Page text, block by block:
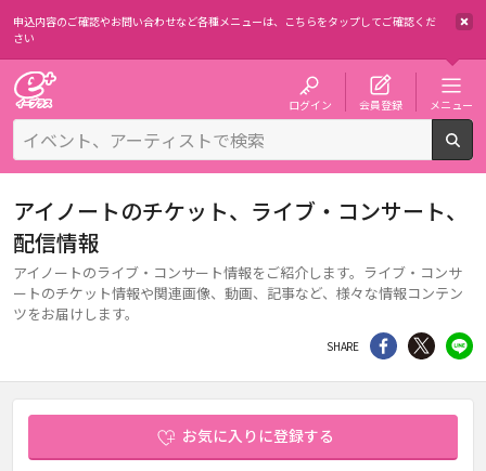
申込内容のご確認やお問い合わせなど各種メニューは、 こちらをタップしてご確認くだ
さい
ログイン 会員登録 メニュー
アイノートのチケット、ライブ・コンサート、
配信情報
アイノートのライブ・コンサート情報をご紹介します。ライブ・コンサ
ートのチケット情報や関連画像、動画、記事など、様々な情報コンテン
ツをお届けします。
SHARE シェア Twitter
お気に入りに登録する